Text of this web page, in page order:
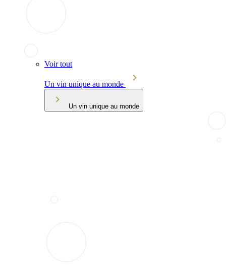
Voir tout
Un vin unique au monde
Un vin unique au monde